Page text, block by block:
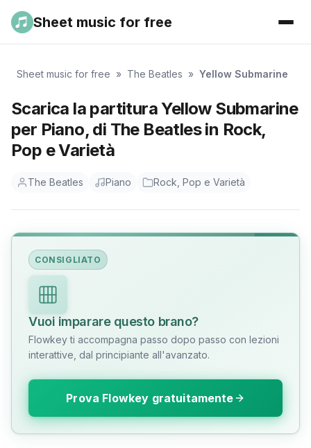
Sheet music for free
Sheet music for free » The Beatles » Yellow Submarine
Scarica la partitura Yellow Submarine
per Piano, di The Beatles in Rock,
Pop e Varietà
The Beatles Piano Rock, Pop e Varietà
CONSIGLIATO
Vuoi imparare questo brano?
Flowkey ti accompagna passo dopo passo con lezioni
interattive, dal principiante all'avanzato.
Prova Flowkey gratuitamente